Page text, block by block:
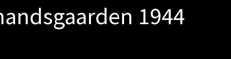
1944